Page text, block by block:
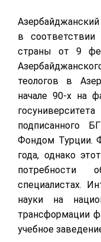
в
страны от 9
теологов в
начале 90-х на
подписанного
Фондом Турции.
года, однако
потребности
специалистах.
науки на
трансформации
учебное